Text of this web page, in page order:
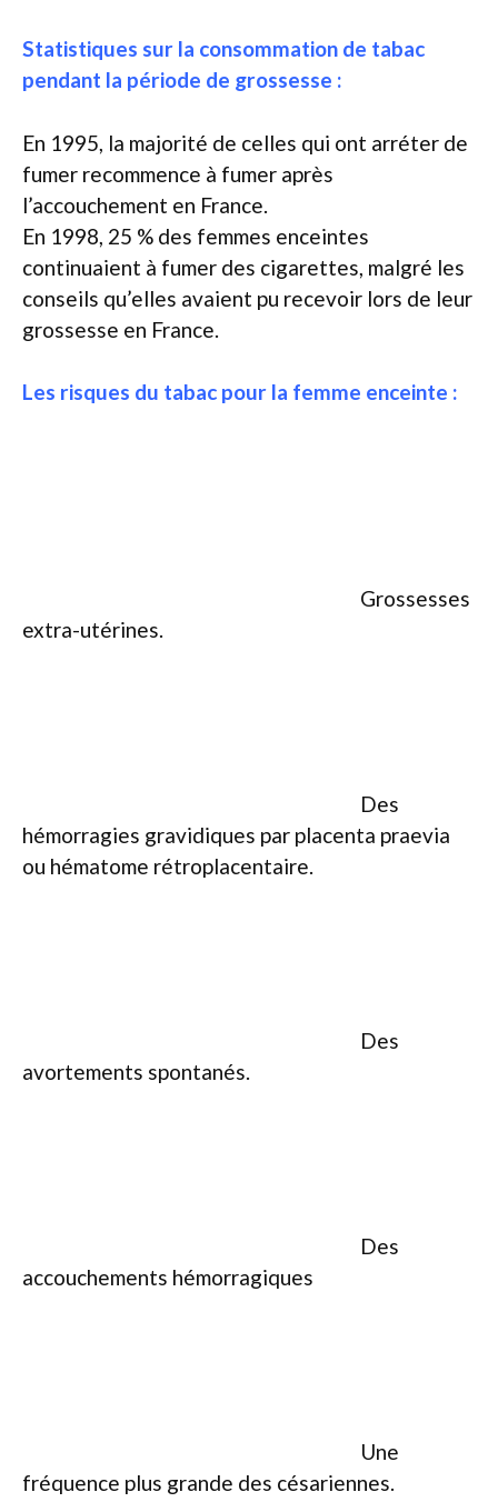
Statistiques sur la consommation de tabac
pendant la période de grossesse :
En 1995, la majorité de celles qui ont arréter de
fumer recommence à fumer après
l’accouchement en France.
En 1998, 25 % des femmes enceintes
continuaient à fumer des cigarettes, malgré les
conseils qu’elles avaient pu recevoir lors de leur
grossesse en France.
Les risques du tabac pour la femme enceinte :
Grossesses
extra-utérines.
Des
hémorragies gravidiques par placenta praevia
ou hématome rétroplacentaire.
Des
avortements spontanés.
Des
accouchements hémorragiques
Une
fréquence plus grande des césariennes.